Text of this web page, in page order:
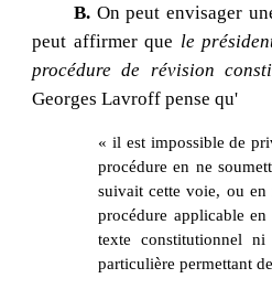
B.On peut envisager
peut affirmer que le
procédure de révision
Georges Lavroff pense qu'
« il est impossible de
procédure en ne
suivait cette voie, ou en
procédure applicable
texte constitutionnel
particulière permettant